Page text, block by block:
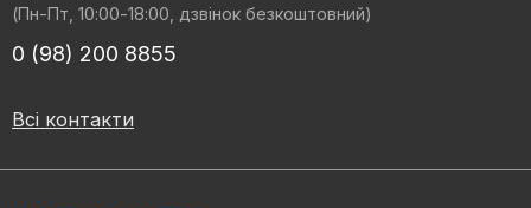
(Пн-Пт, 10:00-18:00, дзвінок безкоштовний)
0 (98) 200 8855
Всі контакти